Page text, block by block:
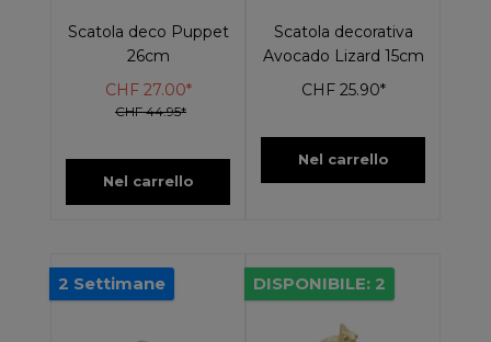
Scatola deco Puppet
26cm
CHF 27.00*
CHF 44.95*
Nel carrello
Scatola decorativa
Avocado Lizard 15cm
CHF 25.90*
Nel carrello
2 Settimane DISPONIBILE: 2